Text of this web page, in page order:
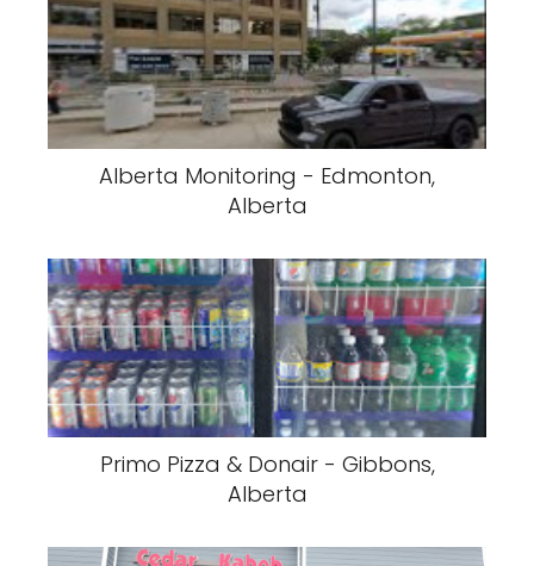
Alberta Monitoring - Edmonton,
Alberta
Primo Pizza & Donair - Gibbons,
Alberta